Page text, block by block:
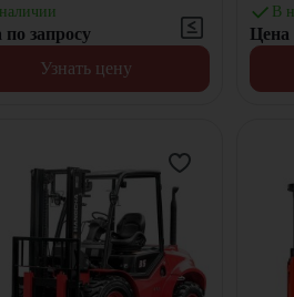
по запросу
Узнать цену
В
Цена